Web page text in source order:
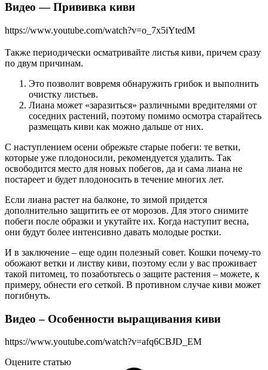
Видео — Прививка киви
https://www.youtube.com/watch?v=o_7x5iYtedM
Также периодически осматривайте листья киви, причем сразу
по двум причинам.
Это позволит вовремя обнаружить грибок и выполнить
очистку листьев.
Лиана может «заразиться» различными вредителями от
соседних растений, поэтому помимо осмотра старайтесь
размещать киви как можно дальше от них.
С наступлением осени обрежьте старые побеги: те ветки,
которые уже плодоносили, рекомендуется удалить. Так
освободится место для новых побегов, да и сама лиана не
постареет и будет плодоносить в течение многих лет.
Если лиана растет на балконе, то зимой придется
дополнительно защитить ее от морозов. Для этого снимите
побеги после образки и укутайте их. Когда наступит весна,
они будут более интенсивно давать молодые ростки.
И в заключение – еще один полезный совет. Кошки почему-то
обожают ветки и листву киви, поэтому если у вас проживает
такой питомец, то позаботьтесь о защите растения – можете, к
примеру, обнести его сеткой. В противном случае киви может
погибнуть.
Видео – Особенности выращивания киви
https://www.youtube.com/watch?v=afq6CBJD_EM
Оцените статью